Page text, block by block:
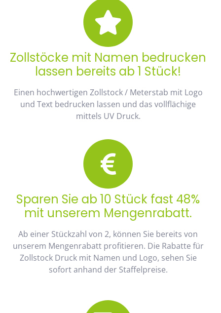
Zollstöcke mit Namen bedrucken
lassen bereits ab 1 Stück!
Einen hochwertigen Zollstock / Meterstab mit Logo
und Text bedrucken lassen und das vollflächige
mittels UV Druck.
Sparen Sie ab 10 Stück fast 48%
mit unserem Mengenrabatt.
Ab einer Stückzahl von 2, können Sie bereits von
unserem Mengenrabatt profitieren. Die Rabatte für
Zollstock Druck mit Namen und Logo, sehen Sie
sofort anhand der Staffelpreise.